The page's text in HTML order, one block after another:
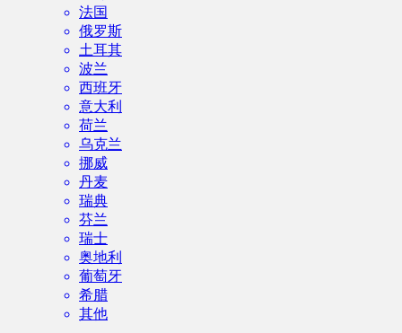
法国
俄罗斯
土耳其
波兰
西班牙
意大利
荷兰
乌克兰
挪威
丹麦
瑞典
芬兰
瑞士
奥地利
葡萄牙
希腊
其他